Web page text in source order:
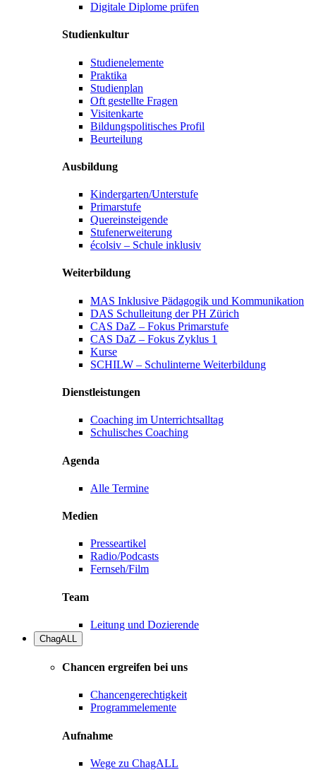
Digitale Diplome prüfen
Studienkultur
Studienelemente
Praktika
Studienplan
Oft gestellte Fragen
Visitenkarte
Bildungspolitisches Profil
Beurteilung
Ausbildung
Kindergarten/Unterstufe
Primarstufe
Quereinsteigende
Stufenerweiterung
écolsiv – Schule inklusiv
Weiterbildung
MAS Inklusive Pädagogik und Kommunikation
DAS Schulleitung der PH Zürich
CAS DaZ – Fokus Primarstufe
CAS DaZ – Fokus Zyklus 1
Kurse
SCHILW – Schulinterne Weiterbildung
Dienstleistungen
Coaching im Unterrichtsalltag
Schulisches Coaching
Agenda
Alle Termine
Medien
Presseartikel
Radio/Podcasts
Fernseh/Film
Team
Leitung und Dozierende
ChagALL
Chancen ergreifen bei uns
Chancengerechtigkeit
Programmelemente
Aufnahme
Wege zu ChagALL